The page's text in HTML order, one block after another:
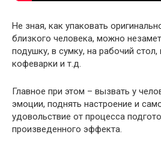
Не зная, как упаковать
близкого человека, можно
подушку, в сумку, на рабочий
кофеварки и т.д.
Главное при этом – вызвать у
эмоции, поднять настроение и
удовольствие от процесса
произведенного эффекта.